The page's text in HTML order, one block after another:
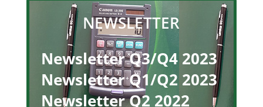
NEWSLETTER
Newsletter Q3/Q4 2023
Newsletter Q1/Q2 2023
Newsletter Q2 2022